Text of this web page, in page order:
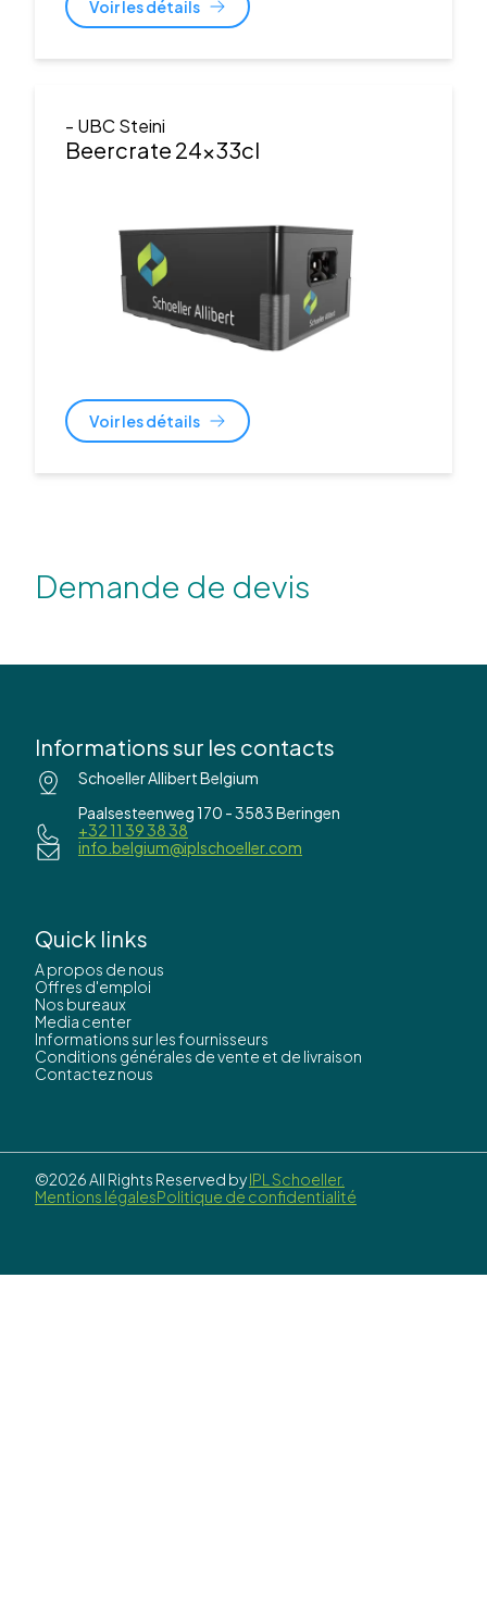
Voir les détails
- UBC Steini
Beercrate 24x33cl
Voir les détails
Demande de devis
Informations sur les contacts
Schoeller Allibert Belgium
Paalsesteenweg 170 - 3583 Beringen
+32 11 39 38 38
info.belgium@iplschoeller.com
Quick links
A propos de nous
Offres d'emploi
Nos bureaux
Media center
Informations sur les fournisseurs
Conditions générales de vente et de livraison
Contactez nous
©2026 All Rights Reserved byIPL Schoeller.
Mentions légalesPolitique de confidentialité